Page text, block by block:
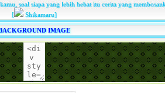
soal siapa yang lebih hebat itu cerita yang
[
Shikamaru]
IMAGE